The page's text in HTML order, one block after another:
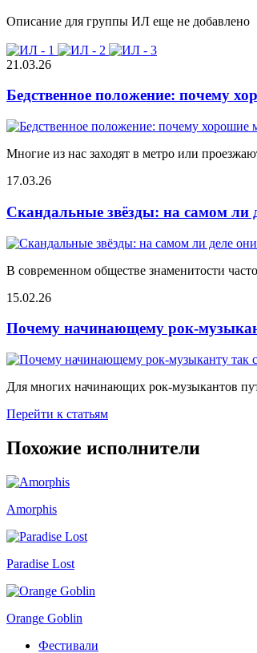
Описание для группы ИЛ еще не добавлено
21.03.26
Бедственное положение: почему
Многие из нас заходят в метро или
17.03.26
Скандальные звёзды: на самом ли
В современном обществе знаменитости
15.02.26
Почему начинающему рок-
Для многих начинающих рок-музыкантов
Перейти к статьям
Похожие исполнители
Amorphis
Paradise Lost
Orange Goblin
Фестивали